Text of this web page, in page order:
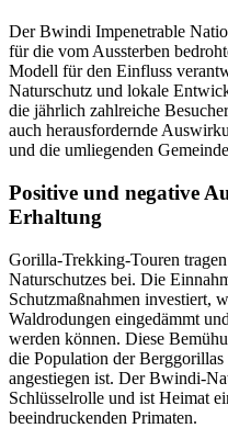
Der Bwindi Impenetrable
für die vom Aussterben
Modell für den Einfluss
Naturschutz und lokale
die jährlich zahlreiche
auch herausfordernde
und die umliegenden
Positive und negative
Erhaltung
Gorilla-Trekking-Touren
Naturschutzes bei. Die
Schutzmaßnahmen investiert,
Waldrodungen eingedämmt
werden können. Diese
die Population der
angestiegen ist. Der Bwindi-
Schlüsselrolle und ist Heimat
beeindruckenden Primaten.